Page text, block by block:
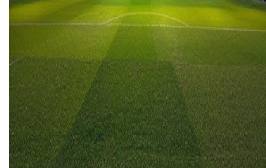
Forest Green Rovers
Forest Green Rovers
1
30 dec
Forest Green Rovers
Truro City
1
13 dec 2016